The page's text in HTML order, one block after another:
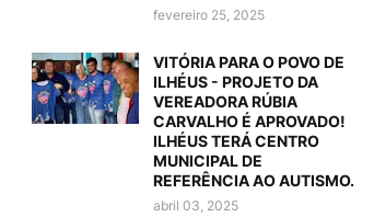
fevereiro 25, 2025
VITÓRIA PARA O POVO DE
ILHÉUS - PROJETO DA
VEREADORA RÚBIA
CARVALHO É APROVADO!
ILHÉUS TERÁ CENTRO
MUNICIPAL DE
REFERÊNCIA AO AUTISMO.
abril 03, 2025